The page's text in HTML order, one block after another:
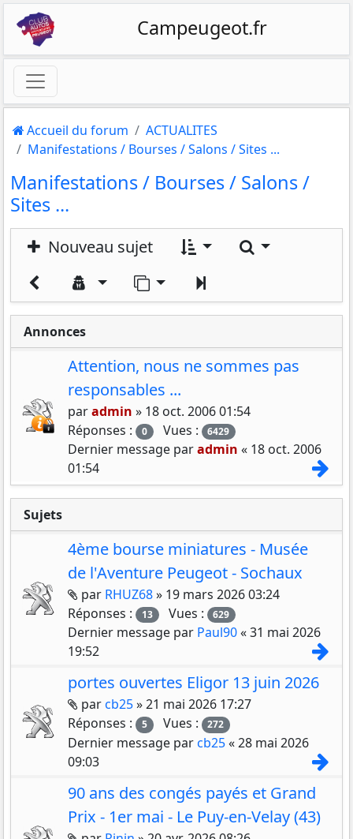
Campeugeot.fr
Accueil du forum
ACTUALITES
Manifestations / Bourses / Salons / Sites ...
Manifestations / Bourses / Salons /
Sites ...
Nouveau sujet
Rechercher
Aller sur la page
Annonces
Attention, nous ne sommes pas
responsables ...
paradmin » 18 oct. 2006 01:54
Réponses :
0 Vues : 6429
Dernier message paradmin « 18 oct. 2006
01:54
Sujets
4ème bourse miniatures - Musée
de l'Aventure Peugeot - Sochaux
Pièces jointes
par RHUZ68» 19 mars 2026 03:24
Réponses :
13 Vues : 629
Dernier message par Paul90«31 mai 2026
19:52
portes ouvertes Eligor 13 juin 2026
Pièces jointes
parcb25»21 mai 2026 17:27
Réponses :
5 Vues : 272
Dernier message parcb25«28 mai 2026
09:03
90 ans des congés payés et Grand
Prix - 1er mai - Le Puy-en-Velay (43)